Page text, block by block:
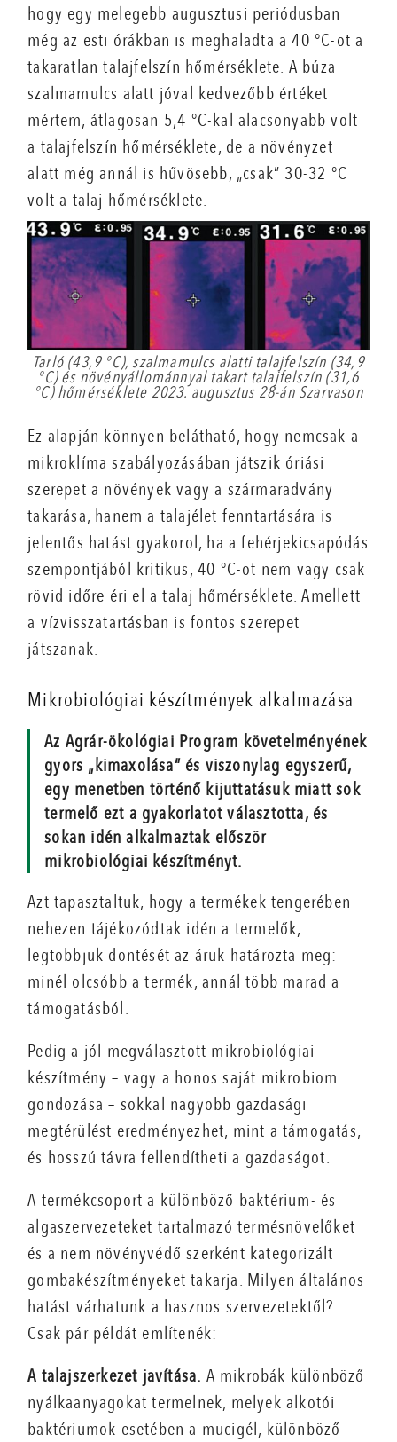
hogy egy melegebb augusztusi periódusban
még az esti órákban is meghaladta a 40 °C-ot a
takaratlan talajfelszín hőmérséklete. A búza
szalmamulcs alatt jóval kedvezőbb értéket
mértem, átlagosan 5,4 °C-kal alacsonyabb volt
a talajfelszín hőmérséklete, de a növényzet
alatt még annál is hűvösebb, „csak” 30-32 °C
volt a talaj hőmérséklete.
Tarló (43,9 °C), szalmamulcs alatti talajfelszín (34,9
°C) és növényállománnyal takart talajfelszín (31,6
°C) hőmérséklete 2023. augusztus 28-án Szarvason
Ez alapján könnyen belátható, hogy nemcsak a
mikroklíma szabályozásában játszik óriási
szerepet a növények vagy a szármaradvány
takarása, hanem a talajélet fenntartására is
jelentős hatást gyakorol, ha a fehérjekicsapódás
szempontjából kritikus, 40 °C-ot nem vagy csak
rövid időre éri el a talaj hőmérséklete. Amellett
a vízvisszatartásban is fontos szerepet
játszanak.
Mikrobiológiai készítmények alkalmazása
Az Agrár-ökológiai Program követelményének
gyors „kimaxolása” és viszonylag egyszerű,
egy menetben történő kijuttatásuk miatt sok
termelő ezt a gyakorlatot választotta, és
sokan idén alkalmaztak először
mikrobiológiai készítményt.
Azt tapasztaltuk, hogy a termékek tengerében
nehezen tájékozódtak idén a termelők,
legtöbbjük döntését az áruk határozta meg:
minél olcsóbb a termék, annál több marad a
támogatásból.
Pedig a jól megválasztott mikrobiológiai
készítmény – vagy a honos saját mikrobiom
gondozása – sokkal nagyobb gazdasági
megtérülést eredményezhet, mint a támogatás,
és hosszú távra fellendítheti a gazdaságot.
A termékcsoport a különböző baktérium- és
algaszervezeteket tartalmazó termésnövelőket
és a nem növényvédő szerként kategorizált
gombakészítményeket takarja. Milyen általános
hatást várhatunk a hasznos szervezetektől?
Csak pár példát említenék:
A talajszerkezet javítása. A mikrobák különböző
nyálkaanyagokat termelnek, melyek alkotói
baktériumok esetében a mucigél, különböző